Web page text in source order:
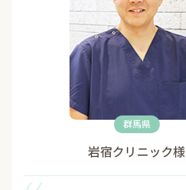
群馬県
岩宿クリニック様